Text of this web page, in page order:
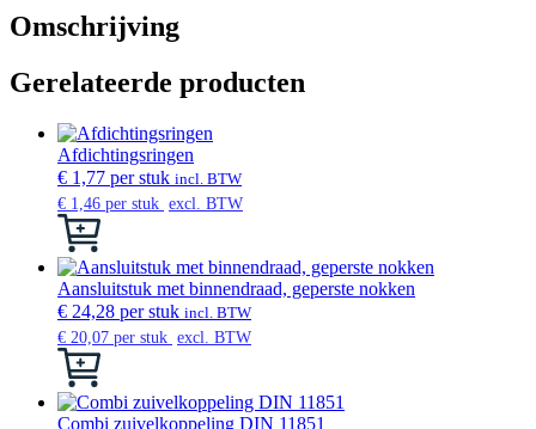
Omschrijving
Gerelateerde producten
Afdichtingsringen
€ 1,77 per stuk incl. BTW
€ 1,46 per stuk excl. BTW
Dit
heeft
meerdere
variaties.
Deze
optie
gekozen
worden
Aansluitstuk met binnendraad, geperste nokken
€ 24,28 per stuk incl. BTW
€ 20,07 per stuk excl. BTW
Dit
heeft
meerdere
Combi zuivelkoppeling DIN 11851